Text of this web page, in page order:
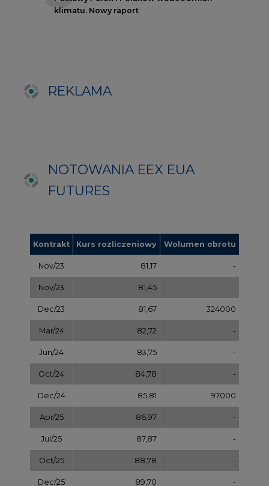
FUTURES
Nov/23
Jun/24 83,75
Oct/24
Apr/25 86,97 -
Jul/25 87,87 -
Oct/25 88,78 -
Dec/25 89,70 -
Mar/26 90,68 -
Jul/26 91,65 -
Sep/26 92,63 -
Dec/26 93,60 -
Dec/27 97,58 -
Dec/28 101,56 -
Dec/29 105,54 -
Dec/30 109,52 -